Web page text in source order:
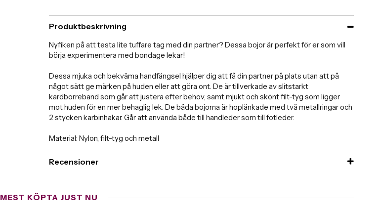
Produktbeskrivning
Nyfiken på att testa lite tuffare tag med din partner? Dessa bojor är perfekt för er som vill
börja experimentera med bondage lekar!
Dessa mjuka och bekväma handfängsel hjälper dig att få din partner på plats utan att på
något sätt ge märken på huden eller att göra ont. De är tillverkade av slitstarkt
kardborreband som går att justera efter behov, samt mjukt och skönt filt-tyg som ligger
mot huden för en mer behaglig lek. De båda bojorna är hoplänkade med två metallringar och
2 stycken karbinhakar. Går att använda både till handleder som till fotleder.
Material: Nylon, filt-tyg och metall
Recensioner
MEST KÖPTA JUST NU